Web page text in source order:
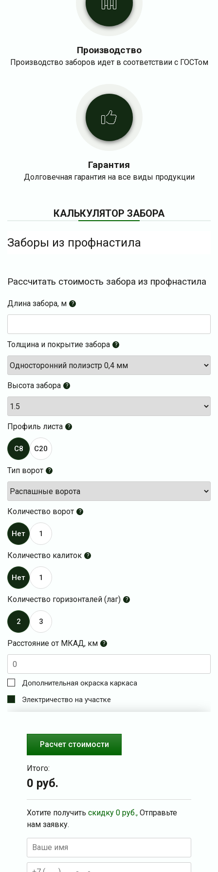
Производство
Производство заборов идет в соответствии с ГОСТом
Гарантия
Долговечная гарантия на все виды продукции
КАЛЬКУЛЯТОР ЗАБОРА
Заборы из профнастила
Рассчитать стоимость забора из профнастила
Длина забора, м ?
Толщина и покрытие забора ?
Высота забора ?
Профиль листа ?
C8 C20
Тип ворот ?
Количество ворот ?
Нет 1
Количество калиток ?
Нет 1
Количество горизонталей (лаг) ?
2 3
Расстояние от МКАД, км ?
Дополнительная окраска каркаса
Электричество на участке
Расчет стоимости
Итого:
0 руб.
Хотите получить скидку 0 руб., Отправьте
нам заявку.